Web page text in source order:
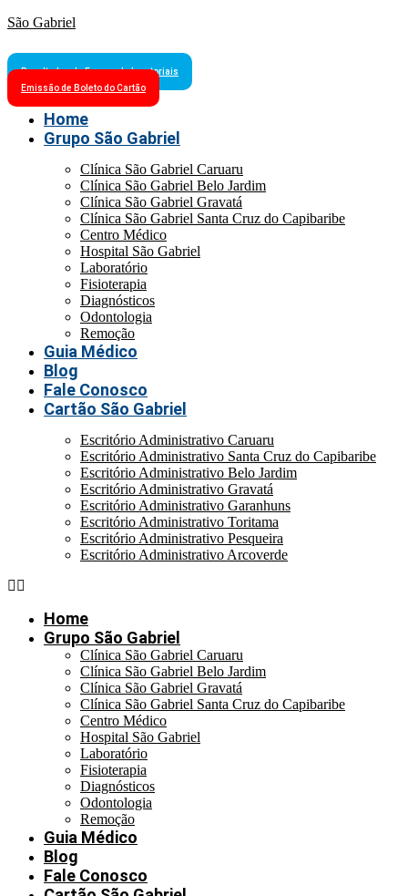
São Gabriel
Resultados de Exames Laboratoriais
Emissão de Boleto do Cartão
Home
Grupo São Gabriel
Clínica São Gabriel Caruaru
Clínica São Gabriel Belo Jardim
Clínica São Gabriel Gravatá
Clínica São Gabriel Santa Cruz do Capibaribe
Centro Médico
Hospital São Gabriel
Laboratório
Fisioterapia
Diagnósticos
Odontologia
Remoção
Guia Médico
Blog
Fale Conosco
Cartão São Gabriel
Escritório Administrativo Caruaru
Escritório Administrativo Santa Cruz do Capibaribe
Escritório Administrativo Belo Jardim
Escritório Administrativo Gravatá
Escritório Administrativo Garanhuns
Escritório Administrativo Toritama
Escritório Administrativo Pesqueira
Escritório Administrativo Arcoverde
Home
Grupo São Gabriel
Clínica São Gabriel Caruaru
Clínica São Gabriel Belo Jardim
Clínica São Gabriel Gravatá
Clínica São Gabriel Santa Cruz do Capibaribe
Centro Médico
Hospital São Gabriel
Laboratório
Fisioterapia
Diagnósticos
Odontologia
Remoção
Guia Médico
Blog
Fale Conosco